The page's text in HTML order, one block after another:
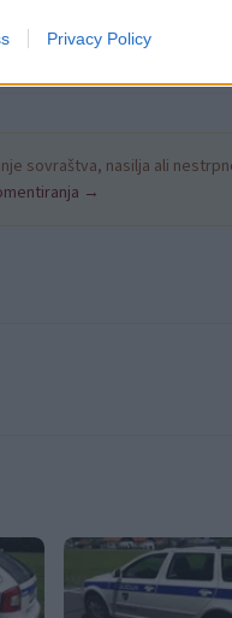
Privacy Policy
sovraštva, nasilja ali
→